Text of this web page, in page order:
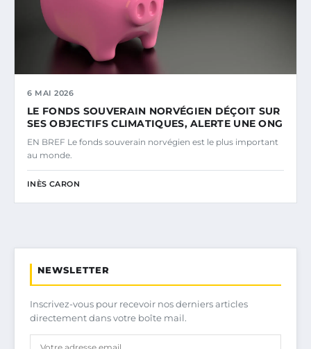
6 MAI 2026
LE FONDS SOUVERAIN NORVÉGIEN DÉÇOIT SUR
SES OBJECTIFS CLIMATIQUES, ALERTE UNE ONG
EN BREF Le fonds souverain norvégien est le plus important
au monde.
INÈS CARON
NEWSLETTER
Inscrivez-vous pour recevoir nos derniers articles
directement dans votre boîte mail.